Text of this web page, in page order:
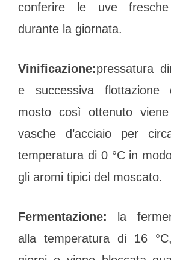
conferire le uve
durante la giornata.
Vinificazione:pressatura
e successiva flottazione
mosto così ottenuto
vasche d’acciaio per
temperatura di 0 °C in
gli aromi tipici del moscato.
Fermentazione:
la
alla temperatura di 16